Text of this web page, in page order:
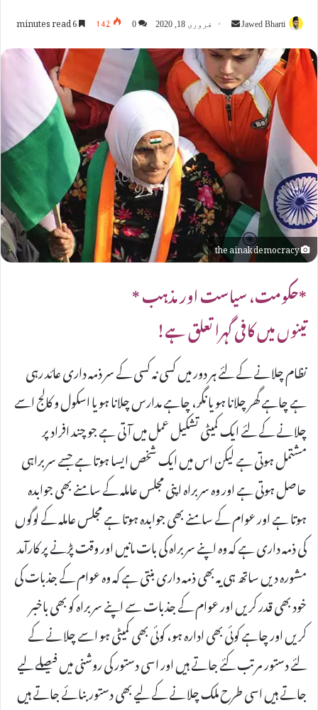
Jawed Bharti
Send
email
فروری 18, 2020 0
142
the ainak democracy
*حکومت، سیاست اور مذہب *
تینوں میں کافی گہرا تعلق ہے!
نظام چلانے کے لئے ہر دور میں کسی نہ کسی کے سر ذمہ داری عائد رہی
ہے چاہے گھر چلانا ہو یا نگر، چاہے مدارس چلانا ہو یا اسکول و کالج اسے
چلانے کے لئے ایک کمیٹی تشکیل عمل میں آتی ہے جو چند افراد پر
مشتمل ہوتی ہے لیکن اس میں ایک شخص ایسا ہوتا ہے جسے سربراہی
حاصل ہوتی ہے اور وہ سربراہ اپنی مجلس عاملہ کے سامنے بھی جوابدہ
ہوتا ہے اور عوام کے سامنے بھی جوابدہ ہوتا ہے مجلس عاملہ کے لوگوں
کی ذمہ داری ہے کہ وہ اپنے سربراہ کی بات مانیں اور وقت پڑنے پر کارآمد
مشورہ دیں ساتھ ہی یہ بھی ذمہ داری بنتی ہے کہ وہ عوام کے جذبات کی
خود بھی قدر کریں اور عوام کے جذبات سے اپنے سربراہ کو بھی باخبر
کریں اور چاہے کوئی بھی ادارہ ہو، کوئی بھی کمیٹی ہو اسے چلانے کے
لئے دستور مرتب کئے جاتے ہیں اور اسی دستور کی روشنی میں فیصلے لیے
جاتے ہیں اسی طرح ملک چلانے کے لیے بھی دستور بنائے جاتے ہیں